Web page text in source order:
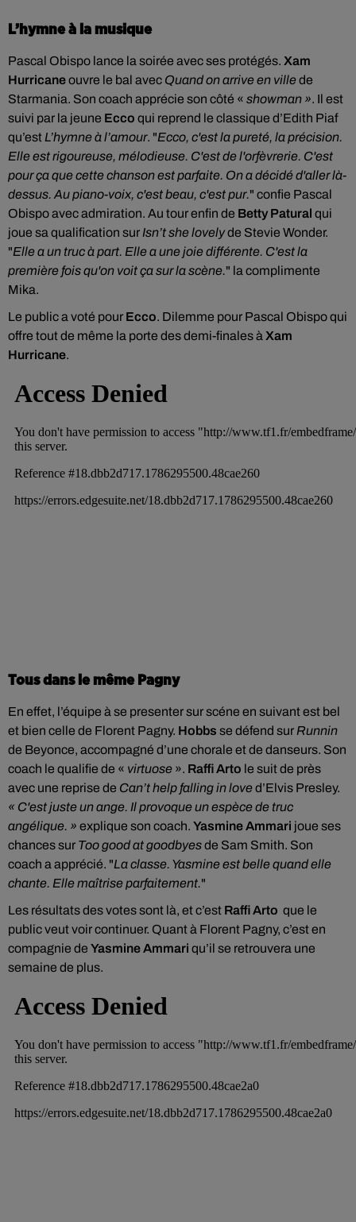
L’hymne à la musique
Pascal Obispo lance la soirée avec ses protégés. Xam
Hurricaneouvre le bal avec Quand on arrive en villede
Starmania. Son coach apprécie son côté « showman ». Il est
suivi par la jeune Ecco qui reprend le classique d’Edith Piaf
qu’est L’hymne à l’amour. "Ecco, c'est la pureté, la précision.
Elle est rigoureuse, mélodieuse. C'est de l'orfèvrerie. C'est
pour ça que cette chanson est parfaite. On a décidé d'aller là-
dessus. Au piano-voix, c'est beau, c'est pur." confie Pascal
Obispo avec admiration. Au tour enfin de Betty Patural qui
joue sa qualification sur Isn’t she lovelyde Stevie Wonder.
"Elle a un truc à part. Elle a une joie différente. C'est la
première fois qu'on voit ça sur la scène." la complimente
Mika.
Le public a voté pour Ecco. Dilemme pour Pascal Obispo qui
offre tout de même la porte des demi-finales à Xam
Hurricane.
Tous dans le même Pagny
En effet, l’équipe à se presenter sur scéne en suivant est bel
et bien celle de Florent Pagny. Hobbs se défend sur Runnin
de Beyonce, accompagné d’une chorale et de danseurs. Son
coach le qualifie de « virtuose ». Raffi Arto le suit de près
avec une reprise de Can’t help falling in loved’Elvis Presley.
« C'est juste un ange. Il provoque un espèce de truc
angélique. » explique son coach. Yasmine Ammari joue ses
chances sur Too good at goodbyesde Sam Smith. Son
coach a apprécié. "La classe. Yasmine est belle quand elle
chante. Elle maîtrise parfaitement."
Les résultats des votes sont là, et c’est Raffi Arto que le
public veut voir continuer. Quant à Florent Pagny, c’est en
compagnie de Yasmine Ammari qu’il se retrouvera une
semaine de plus.